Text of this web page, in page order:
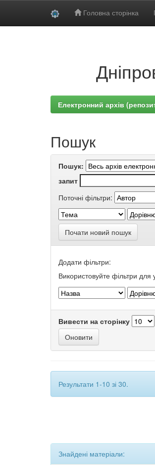
Головна сторінка
Електронний архів
Пошук
Пошук:
запит
Поточні фільтри:
Почати новий пошук
Додати фільтри:
Використовуйте фільтри для
Вивести на сторінку
Результати 1-10 зі 30.
Знайдені матеріали: